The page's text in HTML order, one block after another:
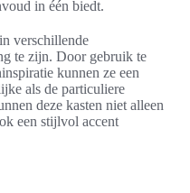
in één biedt.
verschillende
te zijn. Door gebruik te
kunnen ze een
als de particuliere
deze kasten niet alleen
een stijlvol accent